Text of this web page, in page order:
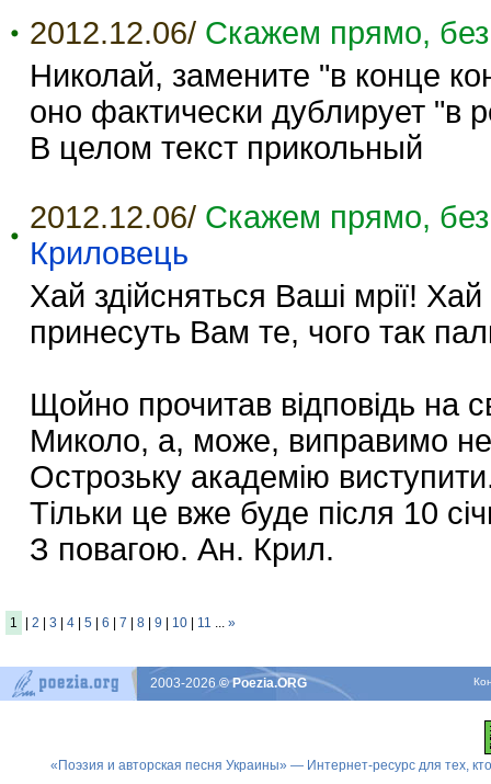
2012.12.06/ Скажем прямо,
Николай, замените "в конце
оно фактически дублирует "в
В целом текст прикольный
2012.12.06/ Скажем прямо,
Криловець
Хай здійсняться Ваші мрії!
принесуть Вам те, чого так
Щойно прочитав відповідь на
Миколо, а, може, виправимо
Острозьку академію
Тільки це вже буде після 10
З повагою. Ан. Крил.
1 2 3 4 5 6 7 8 9 10 11 ... »
2003-2026© Poezia.ORG
«Поэзия и авторская песня Украины» — Интернет-ресурс для тех,